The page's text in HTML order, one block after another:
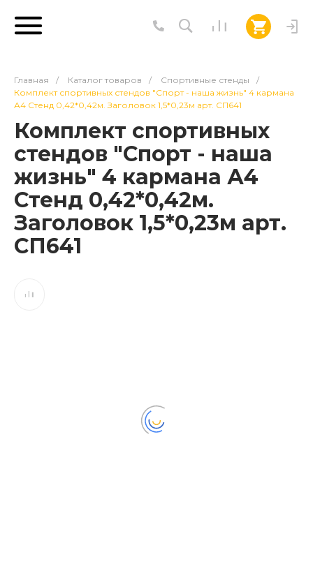
Главная / Каталог товаров / Спортивные стенды
/
Комплект спортивных стендов "Спорт - наша жизнь" 4 кармана
А4 Стенд 0,42*0,42м. Заголовок 1,5*0,23м арт. СП641
Комплект спортивных
стендов "Спорт - наша
жизнь" 4 кармана А4
Стенд 0,42*0,42м.
Заголовок 1,5*0,23м арт.
СП641